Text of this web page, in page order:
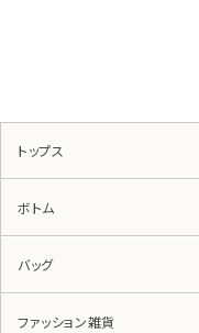
トップス
ボトム
バッグ
ファッション雑貨